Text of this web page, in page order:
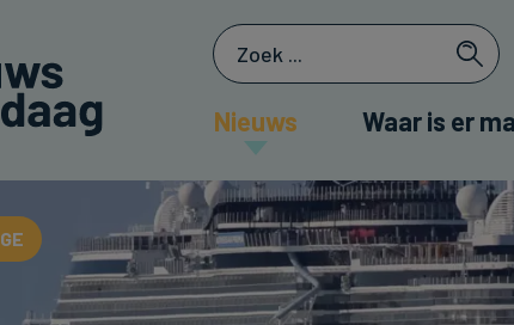
Nieuws Waar is er